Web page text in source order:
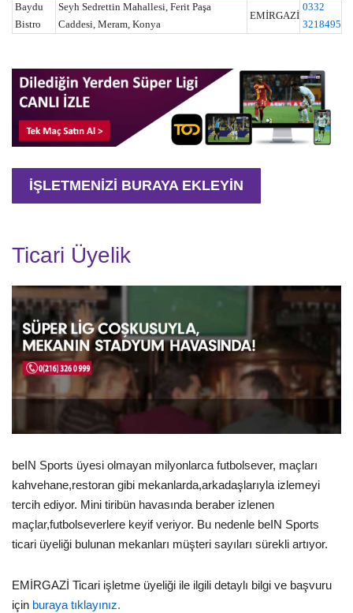
Baydu
Bistro
Seyh Sedrettin Mahallesi, Ferit Paşa
Caddesi, Meram, Konya
EMİRGAZİ
0332
3218495
İŞLETMENİZİ BURAYA EKLEYİN
Ticari Üyelik
beIN Sports üyesi olmayan milyonlarca futbolsever, maçları
kahvehane,restoran gibi mekanlarda,arkadaşlarıyla izlemeyi
tercih ediyor. Mini tiribün havasında beraber izlenen
maçlar,futbolseverlere keyif veriyor. Bu nedenle beIN Sports
ticari üyeliği bulunan mekanları müşteri sayıları sürekli artıyor.
EMİRGAZİ Ticari işletme üyeliği ile ilgili detaylı bilgi ve başvuru
için buraya tıklayınız.